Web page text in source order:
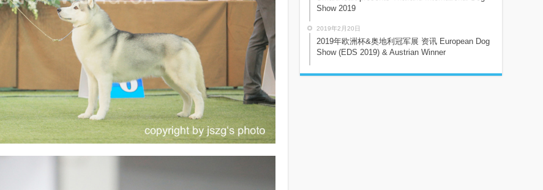
Show 2019
2019年2月20日
2019年欧洲杯&奥地利冠军展 资讯 European Dog
Show (EDS 2019) & Austrian Winner